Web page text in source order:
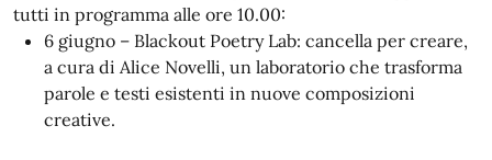
tutti in programma alle ore 10.00:
6 giugno – Blackout Poetry Lab: cancella per creare,
a cura di Alice Novelli, un laboratorio che trasforma
parole e testi esistenti in nuove composizioni
creative.